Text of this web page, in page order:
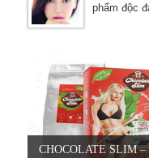
phẩm độc
CHOCOLATE SLIM –